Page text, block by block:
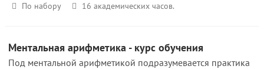
По набору 16 академических часов.
Ментальная арифметика - курс обучения
Под ментальной арифметикой подразумевается практика